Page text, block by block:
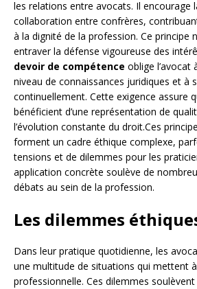
les relations entre avocats. Il encourage
collaboration entre confrères,
à la dignité de la profession. Ce principe
entraver la défense vigoureuse des
devoir de compétence oblige l’avocat
niveau de connaissances juridiques et à
continuellement. Cette exigence assure
bénéficient d’une représentation de
l’évolution constante du droit.Ces
forment un cadre éthique complexe,
tensions et de dilemmes pour les
application concrète soulève de
débats au sein de la profession.
Les dilemmes
Dans leur pratique quotidienne, les
une multitude de situations qui mettent à
professionnelle. Ces dilemmes